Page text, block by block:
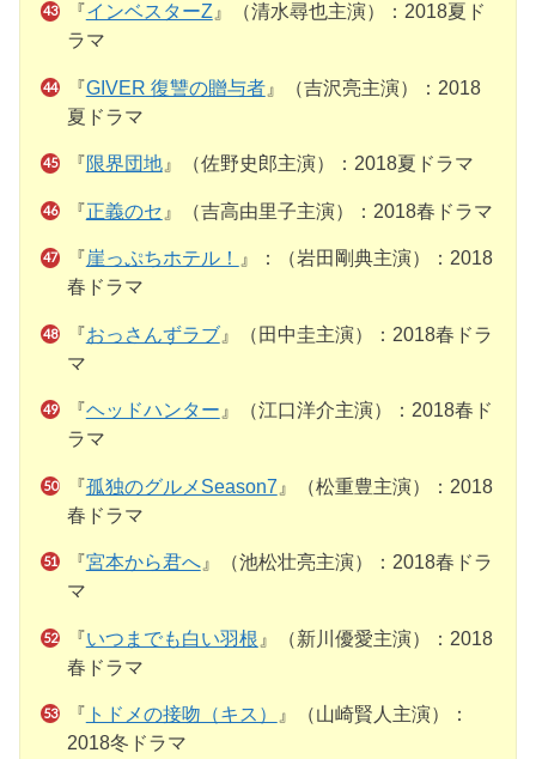
『インベスターZ 』（清水尋也主演）：2018夏ド
ラマ
『GIVER 復讐の贈与者』（吉沢亮主演）：2018
夏ドラマ
『限界団地』（佐野史郎主演）：2018夏ドラマ
『正義のセ 』（吉高由里子主演）：2018春ドラマ
『崖っぷちホテル！
』：（岩田剛典主演）：2018
春ドラマ
『おっさんずラブ』（田中圭主演）：2018春ドラ
マ
『ヘッドハンター 』（江口洋介主演）：2018春ド
ラマ
『孤独のグルメSeason7 』（松重豊主演）：2018
春ドラマ
『宮本から君へ』（池松壮亮主演）：2018春ドラ
マ
『いつまでも白い羽根 』（新川優愛主演）：2018
春ドラマ
『 トドメの接吻（キス）
』（山崎賢人主演）：
2018冬ドラマ